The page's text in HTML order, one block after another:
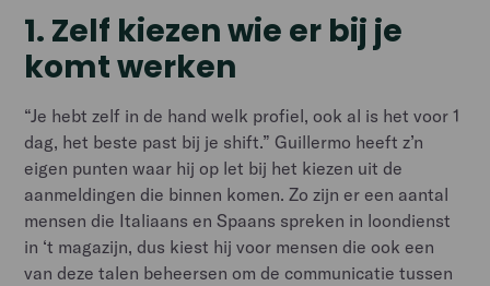
1. Zelf kiezen wie er bij je
komt werken
“Je hebt zelf in de hand welk profiel, ook al is het voor 1
dag, het beste past bij je shift.” Guillermo heeft z’n
eigen punten waar hij op let bij het kiezen uit de
aanmeldingen die binnen komen. Zo zijn er een aantal
mensen die Italiaans en Spaans spreken in loondienst
in ‘t magazijn, dus kiest hij voor mensen die ook een
van deze talen beheersen om de communicatie tussen